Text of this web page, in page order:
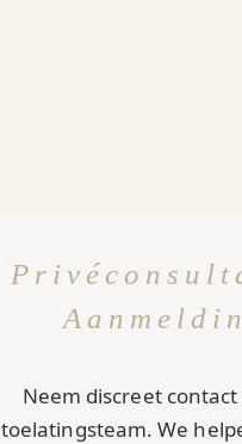
Neem discreet
toelatingsteam. We